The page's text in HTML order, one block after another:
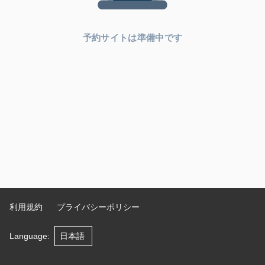
予約サイトは準備中です
利用規約 プライバシーポリシー
Language: